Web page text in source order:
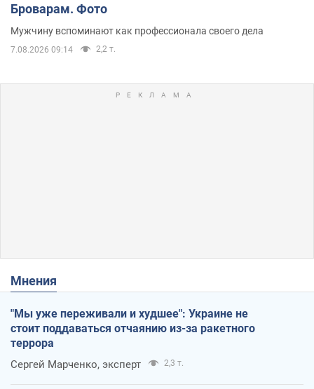
Броварам. Фото
Мужчину вспоминают как профессионала своего дела
7.08.2026 09:14 2,2 т.
Мнения
"Мы уже переживали и худшее": Украине не
стоит поддаваться отчаянию из-за ракетного
террора
Сергей Марченко, эксперт 2,3 т.